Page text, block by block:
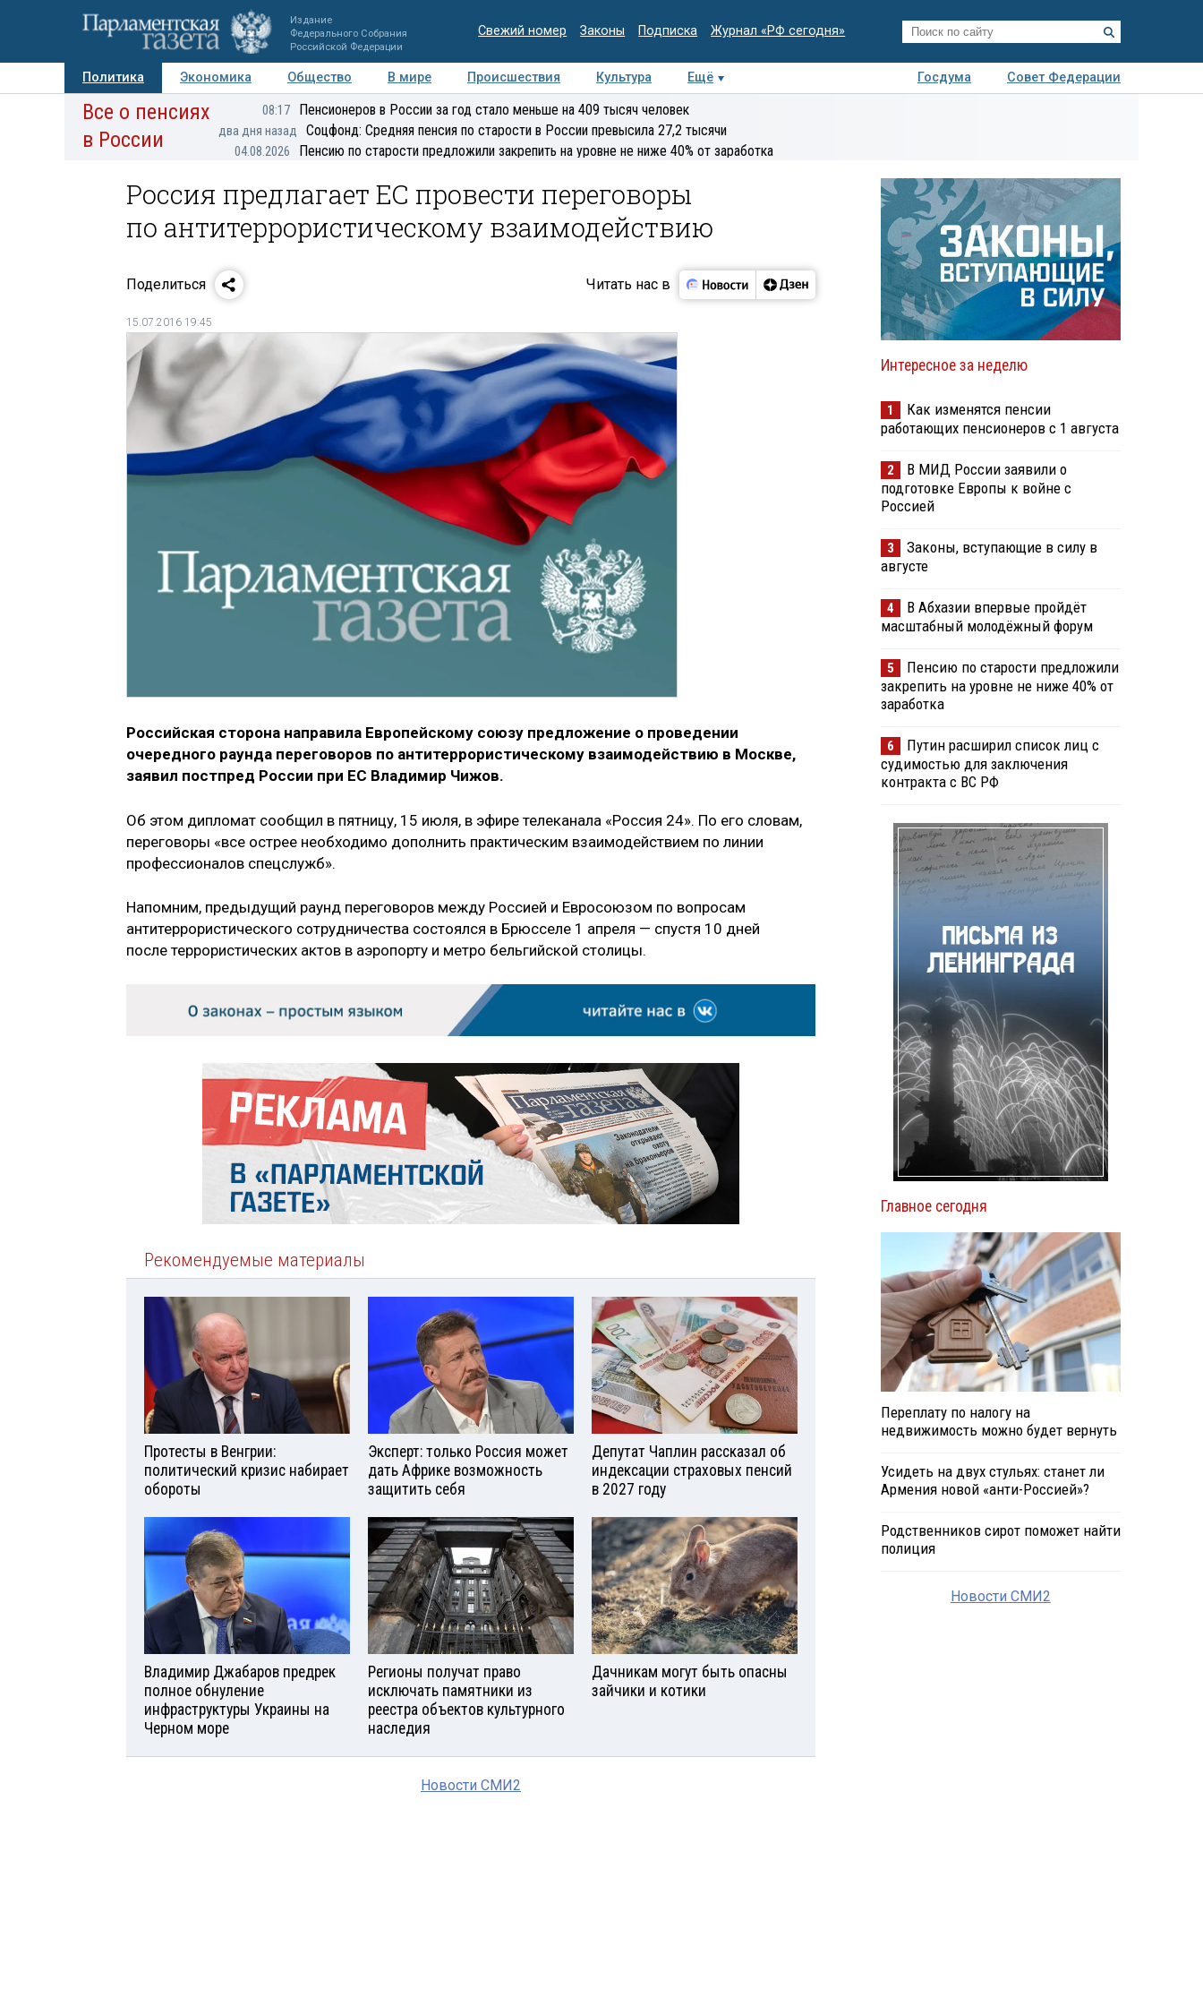
Издание
Федерального Собрания
Российской Федерации
Свежий номер Законы Подписка Журнал «РФ сегодня»
Политика Экономика Общество В мире Происшествия Культура Ещё Госдума
Совет Федерации
Авторы Персоны Мнения Регионы Медиацентр Интервью Колумнисты
Все о пенсиях
в России
08:17 Пенсионеров в России за год стало меньше на 409 тысяч человек
два дня назад Соцфонд: Средняя пенсия по старости в России превысила 27,2 тысячи
04.08.2026 Пенсию по старости предложили закрепить на уровне не ниже 40% от заработка
Россия предлагает ЕС провести переговоры
по антитеррористическому взаимодействию
Поделиться Читать нас в
15.07.2016 19:45
Российская сторона направила Европейскому союзу предложение о проведении
очередного раунда переговоров по антитеррористическому взаимодействию в Москве,
заявил постпред России при ЕС Владимир Чижов.
Об этом дипломат сообщил в пятницу, 15 июля, в эфире телеканала «Россия 24». По его словам,
переговоры «все острее необходимо дополнить практическим взаимодействием по линии
профессионалов спецслужб».
Напомним, предыдущий раунд переговоров между Россией и Евросоюзом по вопросам
антитеррористического сотрудничества состоялся в Брюсселе 1 апреля — спустя 10 дней
после террористических актов в аэропорту и метро бельгийской столицы.
Рекомендуемые материалы
Протесты в Венгрии:
политический кризис набирает
обороты
Эксперт: только Россия может
дать Африке возможность
защитить себя
Депутат Чаплин рассказал об
индексации страховых пенсий
в 2027 году
Владимир Джабаров предрек
полное обнуление
инфраструктуры Украины на
Черном море
Регионы получат право
исключать памятники из
реестра объектов культурного
наследия
Дачникам могут быть опасны
зайчики и котики
Новости СМИ2
Интересное за неделю
1
Как изменятся пенсии
работающих пенсионеров с 1 августа
2
В МИД России заявили о
подготовке Европы к войне с
Россией
3
Законы, вступающие в силу в
августе
4
В Абхазии впервые пройдёт
масштабный молодёжный форум
5
Пенсию по старости предложили
закрепить на уровне не ниже 40% от
заработка
6
Путин расширил список лиц с
судимостью для заключения
контракта с ВС РФ
Главное сегодня
Переплату по налогу на
недвижимость можно будет вернуть
Усидеть на двух стульях: станет ли
Армения новой «анти-Россией»?
Родственников сирот поможет найти
полиция
Новости СМИ2